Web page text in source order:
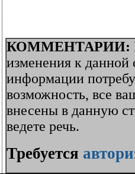
КОММЕНТАРИИ:
изменения к данной
информации
возможность, все
внесены в данную
ведете речь.
Требуется